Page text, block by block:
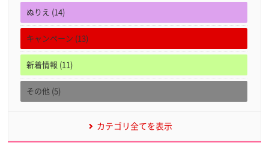
ぬりえ (14)
キャンペーン (13)
新着情報 (11)
その他 (5)
カテゴリ全てを表示